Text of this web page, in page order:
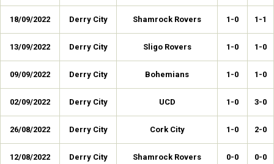
18/09/2022 Derry City Shamrock Rovers 1-0 1-1
13/09/2022 Derry City Sligo Rovers 1-0 1-0
09/09/2022 Derry City Bohemians 1-0 1-0
02/09/2022 Derry City UCD 1-0 3-0
26/08/2022 Derry City Cork City 1-0 2-0
12/08/2022 Derry City Shamrock Rovers 0-0 0-0